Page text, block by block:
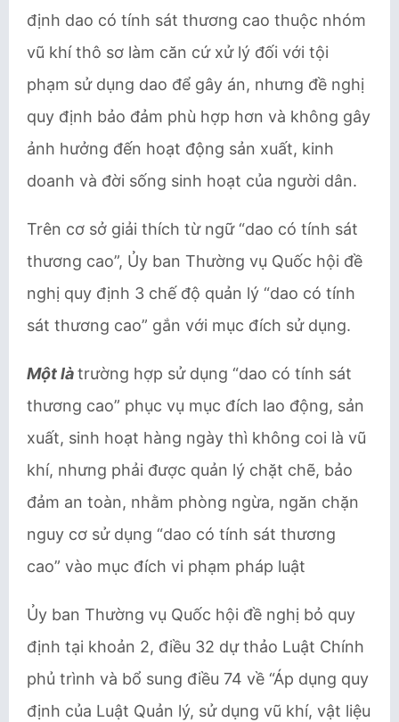
định dao có tính sát thương cao thuộc nhóm
vũ khí thô sơ làm căn cứ xử lý đối với tội
phạm sử dụng dao để gây án, nhưng đề nghị
quy định bảo đảm phù hợp hơn và không gây
ảnh hưởng đến hoạt động sản xuất, kinh
doanh và đời sống sinh hoạt của người dân.
Trên cơ sở giải thích từ ngữ “dao có tính sát
thương cao”, Ủy ban Thường vụ Quốc hội đề
nghị quy định 3 chế độ quản lý “dao có tính
sát thương cao” gắn với mục đích sử dụng.
Một làtrường hợp sử dụng “dao có tính sát
thương cao” phục vụ mục đích lao động, sản
xuất, sinh hoạt hàng ngày thì không coi là vũ
khí, nhưng phải được quản lý chặt chẽ, bảo
đảm an toàn, nhằm phòng ngừa, ngăn chặn
nguy cơ sử dụng “dao có tính sát thương
cao” vào mục đích vi phạm pháp luật
Ủy ban Thường vụ Quốc hội đề nghị bỏ quy
định tại khoản 2, điều 32 dự thảo Luật Chính
phủ trình và bổ sung điều 74 về “Áp dụng quy
định của Luật Quản lý, sử dụng vũ khí, vật liệu